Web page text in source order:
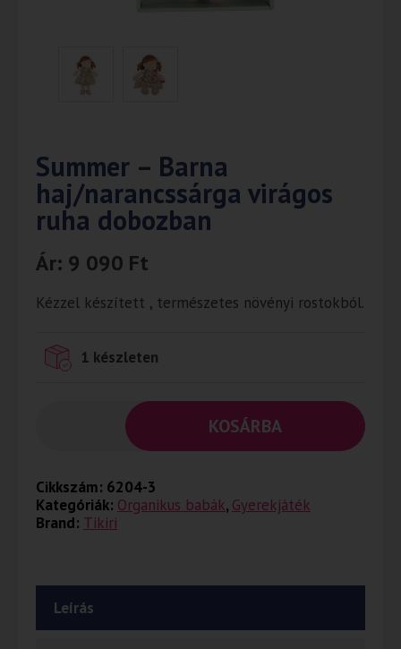
Summer – Barna
haj/narancssárga virágos
ruha dobozban
Ár: 9 090 Ft
Kézzel készített , természetes növényi rostokból.
1 készleten
KOSÁRBA
Cikkszám: 6204-3
Kategóriák: Organikus babák, Gyerekjáték
Brand: Tikiri
Leírás